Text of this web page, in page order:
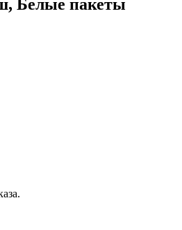
Белые пакеты